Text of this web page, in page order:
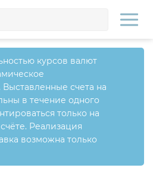
курсов валют
счета на
в течение одного
только на
Реализация
возможна только